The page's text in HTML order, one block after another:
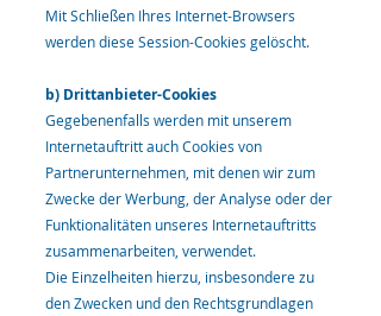
Mit Schließen Ihres Internet-Browsers
werden diese Session-Cookies gelöscht.
b) Drittanbieter-Cookies
Gegebenenfalls werden mit unserem
Internetauftritt auch Cookies von
Partnerunternehmen, mit denen wir zum
Zwecke der Werbung, der Analyse oder der
Funktionalitäten unseres Internetauftritts
zusammenarbeiten, verwendet.
Die Einzelheiten hierzu, insbesondere zu
den Zwecken und den Rechtsgrundlagen